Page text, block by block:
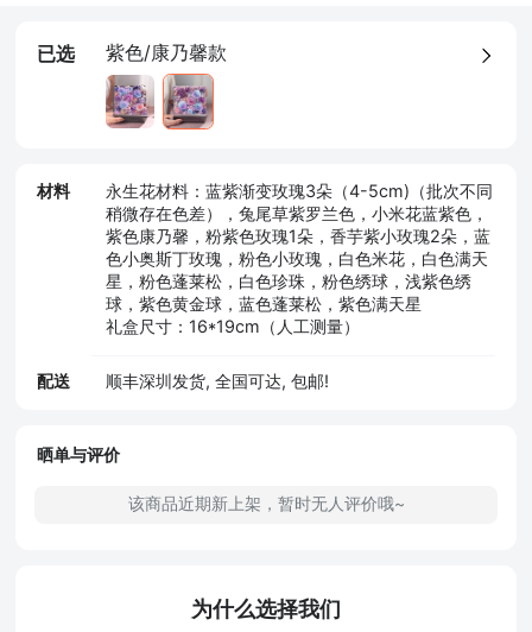
已选 紫色/康乃馨款
材料
永生花材料：蓝紫渐变玫瑰3朵（4-5cm)（批次不同
稍微存在色差），兔尾草紫罗兰色，小米花蓝紫色，
紫色康乃馨，粉紫色玫瑰1朵，香芋紫小玫瑰2朵，蓝
色小奥斯丁玫瑰，粉色小玫瑰，白色米花，白色满天
星，粉色蓬莱松，白色珍珠，粉色绣球，浅紫色绣
球，紫色黄金球，蓝色蓬莱松，紫色满天星
礼盒尺寸：16*19cm（人工测量）
配送 顺丰深圳发货, 全国可达, 包邮!
晒单与评价
该商品近期新上架，暂时无人评价哦~
为什么选择我们